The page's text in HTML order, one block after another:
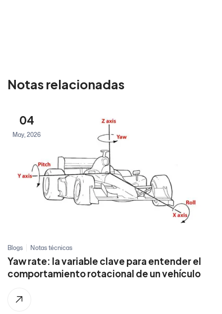
Notas relacionadas
04
May, 2026
Blogs Notas técnicas
Yaw rate: la variable clave para entender el
comportamiento rotacional de un vehículo